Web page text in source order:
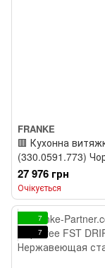
FRANKE
🟥 Кухонна
(330.0591.773)
27 976 грн
Очікується
7
7